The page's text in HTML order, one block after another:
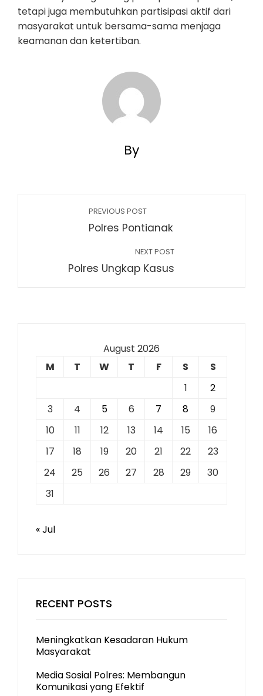
tetapi juga membutuhkan partisipasi aktif dari
masyarakat untuk bersama-sama menjaga
keamanan dan ketertiban.
By
PREVIOUS POST
Polres Pontianak
NEXT POST
Polres Ungkap Kasus
August 2026
M
T W T F S
S
1
2
3
4 5 6 7 8
9
10
11 12 13 14 15
16
17
18 19 20 21 22
23
24
25 26 27 28 29
30
31
« Jul
RECENT POSTS
Meningkatkan Kesadaran Hukum
Masyarakat
Media Sosial Polres: Membangun
Komunikasi yang Efektif